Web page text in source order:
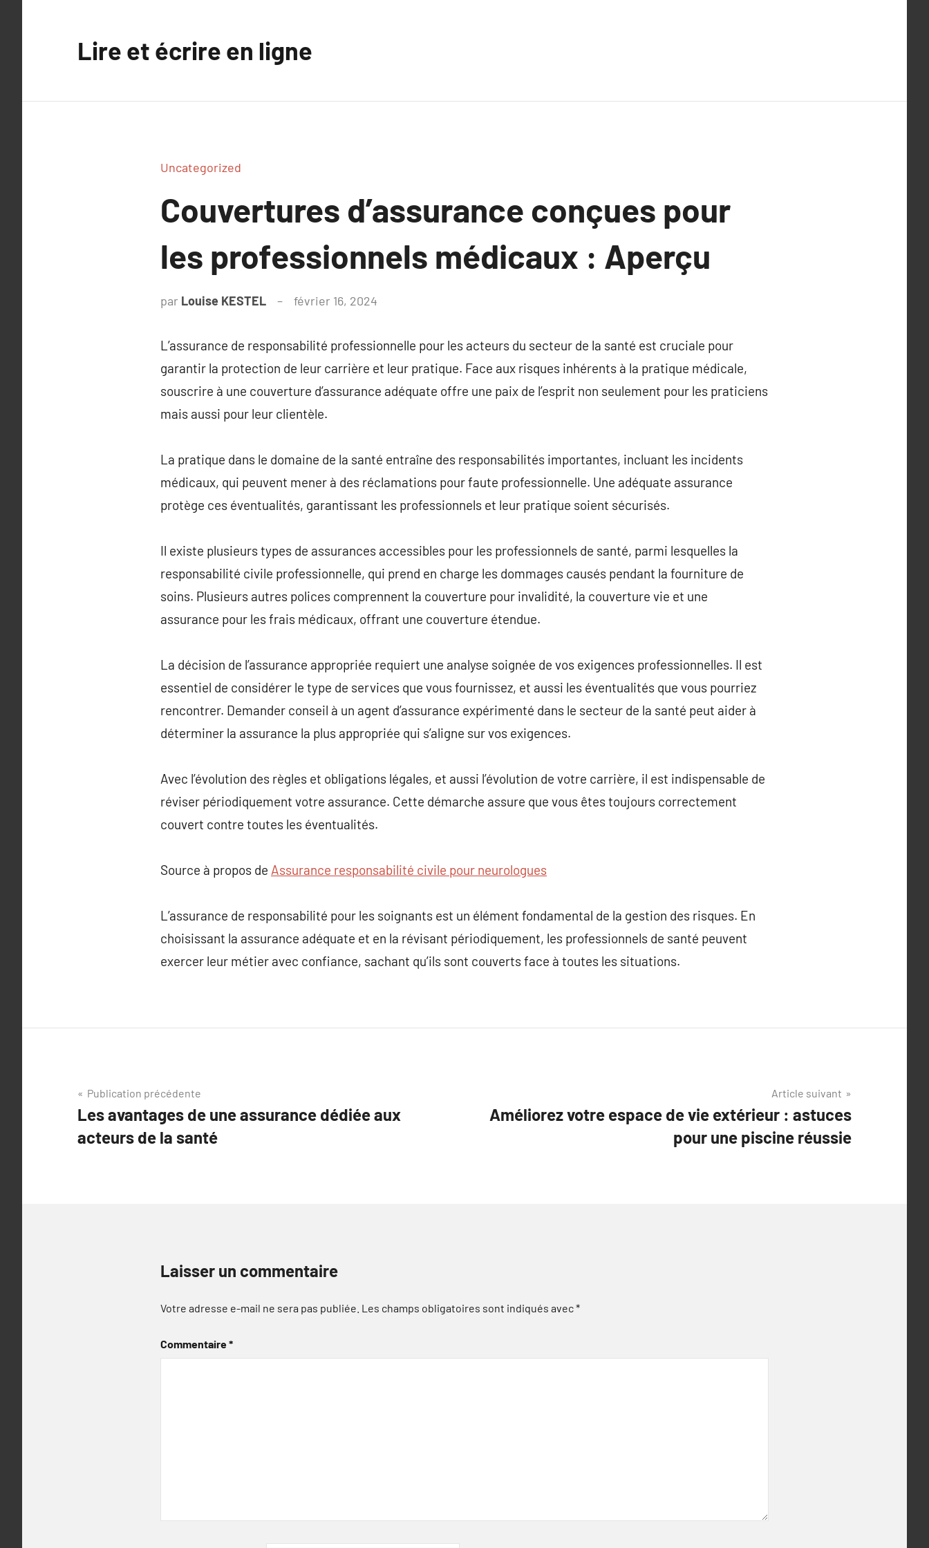
Lire et écrire en ligne
Uncategorized
Couvertures d’assurance conçues pour
les professionnels médicaux : Aperçu
par Louise KESTEL février 16, 2024
L’assurance de responsabilité professionnelle pour les acteurs du secteur de la santé est cruciale pour
garantir la protection de leur carrière et leur pratique. Face aux risques inhérents à la pratique médicale,
souscrire à une couverture d’assurance adéquate offre une paix de l’esprit non seulement pour les praticiens
mais aussi pour leur clientèle.
La pratique dans le domaine de la santé entraîne des responsabilités importantes, incluant les incidents
médicaux, qui peuvent mener à des réclamations pour faute professionnelle. Une adéquate assurance
protège ces éventualités, garantissant les professionnels et leur pratique soient sécurisés.
Il existe plusieurs types de assurances accessibles pour les professionnels de santé, parmi lesquelles la
responsabilité civile professionnelle, qui prend en charge les dommages causés pendant la fourniture de
soins. Plusieurs autres polices comprennent la couverture pour invalidité, la couverture vie et une
assurance pour les frais médicaux, offrant une couverture étendue.
La décision de l’assurance appropriée requiert une analyse soignée de vos exigences professionnelles. Il est
essentiel de considérer le type de services que vous fournissez, et aussi les éventualités que vous pourriez
rencontrer. Demander conseil à un agent d’assurance expérimenté dans le secteur de la santé peut aider à
déterminer la assurance la plus appropriée qui s’aligne sur vos exigences.
Avec l’évolution des règles et obligations légales, et aussi l’évolution de votre carrière, il est indispensable de
réviser périodiquement votre assurance. Cette démarche assure que vous êtes toujours correctement
couvert contre toutes les éventualités.
Source à propos de Assurance responsabilité civile pour neurologues
L’assurance de responsabilité pour les soignants est un élément fondamental de la gestion des risques. En
choisissant la assurance adéquate et en la révisant périodiquement, les professionnels de santé peuvent
exercer leur métier avec confiance, sachant qu’ils sont couverts face à toutes les situations.
Navigation
de
l’article
Publication précédente
Les avantages de une assurance dédiée aux
acteurs de la santé
Article suivant
Améliorez votre espace de vie extérieur : astuces
pour une piscine réussie
Laisser un commentaire
Votre adresse e-mail ne sera pas publiée. Les champs obligatoires sont indiqués avec*
Commentaire*